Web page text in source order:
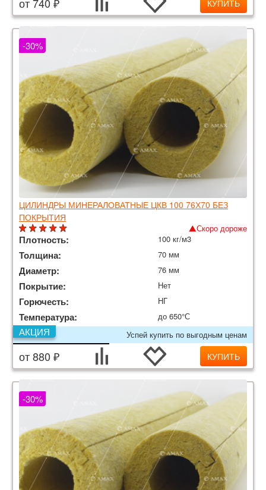
КУПИТЬ
ЦИЛИНДРЫ МИНЕРАЛОВАТНЫЕ ЦКВ 100 76Х70 БЕЗ
ПОКРЫТИЯ
-30%
Скоро дороже
Плотность: 100 кг/м3
Толщина: 70 мм
Диаметр: 76 мм
Покрытие: Нет
Горючесть: НГ
Температура:
до 650°С
Успей купить по выгодным ценам
АКЦИЯ
от 880 ₽ КУПИТЬ
-30%